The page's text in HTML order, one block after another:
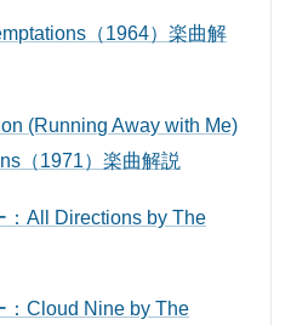
（1964）楽曲解
(Running Away with Me)
（1971）楽曲解説
：All Directions by The
：Cloud Nine by The